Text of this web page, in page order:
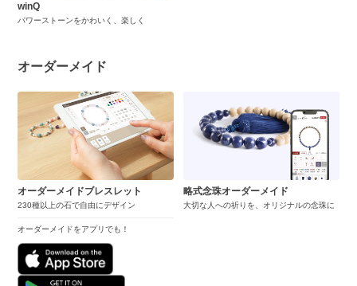
winQ
パワーストーンをかわいく、楽しく
オーダーメイド
オーダーメイドブレスレット
230種以上の石で自由にデザイン
オーダーメイドをアプリでも！
略式念珠オーダーメイド
大切な人への祈りを、オリジナルの念珠に